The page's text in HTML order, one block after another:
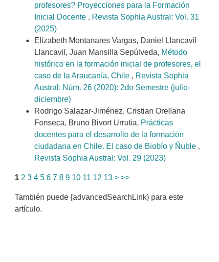
profesores? Proyecciones para la Formación
Inicial Docente , Revista Sophia Austral: Vol. 31
(2025)
Elizabeth Montanares Vargas, Daniel Llancavil
Llancavil, Juan Mansilla Sepúlveda, Método
histórico en la formación inicial de profesores, el
caso de la Araucanía, Chile , Revista Sophia
Austral: Núm. 26 (2020): 2do Semestre (julio-
diciembre)
Rodrigo Salazar-Jiménez, Cristian Orellana
Fonseca, Bruno Bivort Urrutia, Prácticas
docentes para el desarrollo de la formación
ciudadana en Chile. El caso de Biobío y Ñuble ,
Revista Sophia Austral: Vol. 29 (2023)
1 2 3 4 5 6 7 8 9 10 11 12 13 > >>
También puede {advancedSearchLink} para este
artículo.